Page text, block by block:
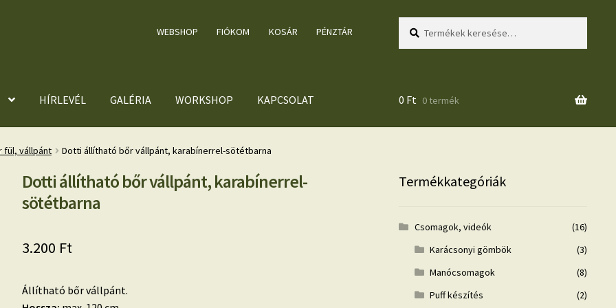
WEBSHOP FIÓKOM KOSÁR PÉNZTÁR
HÍRLEVÉL GALÉRIA WORKSHOP KAPCSOLAT 0 Ft 0 termék
fül, vállpánt Dotti állítható bőr vállpánt, karabínerrel-sötétbarna
Dotti állítható bőr vállpánt, karabínerrel-
sötétbarna
3.200 Ft
Állítható bőr vállpánt.
Termékkategóriák
Csomagok, videók
(16)
Karácsonyi gömbök
(3)
Manócsomagok
(8)
Puff készítés
(2)